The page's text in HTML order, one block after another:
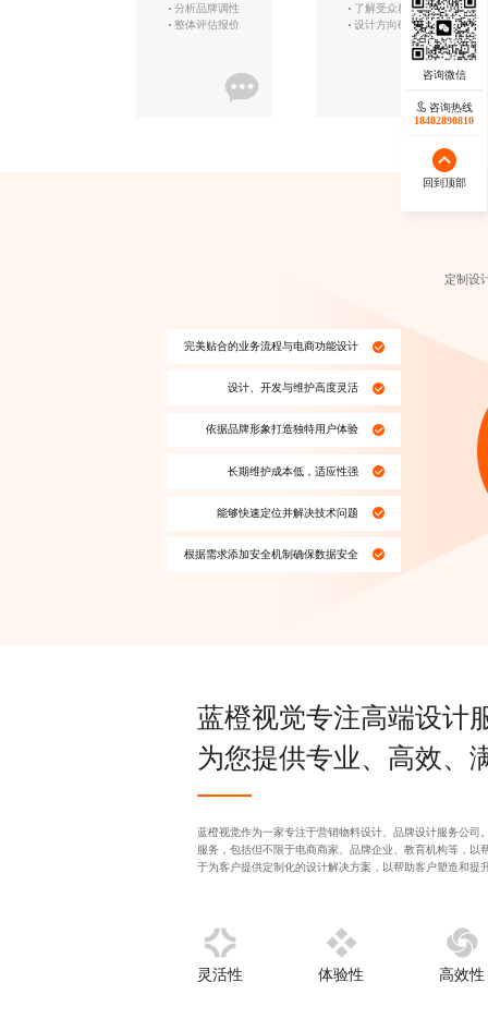
分析品牌调性
整体评估报价
了解受众群体
设计方向确定
定制设
完美贴合的业务流程与电商功能设计
设计、开发与维护高度灵活
依据品牌形象打造独特用户体验
长期维护成本低，适应性强
能够快速定位并解决技术问题
根据需求添加安全机制确保数据安全
蓝橙视觉专注高端设计
为您提供专业、高效、
蓝橙视觉作为一家专注于营销物料设计 、品牌设计服务公司
服务，包括但不限于电商商家、品牌企业、教育机构等，以
于为客户提供定制化的设计解决方案，以帮助客户塑造和提
灵活性 体验性 高效性
咨询热线
17723342546
回到顶部
咨询热线
18402890810
回到顶部